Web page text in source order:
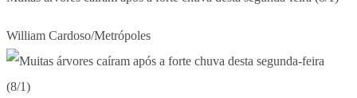
William Cardoso/Metrópoles